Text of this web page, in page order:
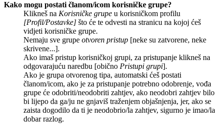
Kako mogu postati članom/icom korisničke grupe?
Klikneš na Korisničke grupe u korisničkom profilu
[Profil/Postavke] što će te odvesti na stranicu na kojoj ćeš
vidjeti korisničke grupe.
Nemaju sve grupe otvoren pristup [neke su zatvorene, neke
skrivene...].
Ako imaš pristup korisničkoj grupi, za pristupanje klikneš na
odgovarajuću naredbu [obično Pristupi grupi].
Ako je grupa otvorenog tipa, automatski ćeš postati
članom/icom, ako je za pristupanje potrebno odobrenje, vođa
grupe će odobriti/neodobriti zahtjev, ako neodobri zahtjev bilo
bi lijepo da ga/ju ne gnjaviš traženjem objašnjenja, jer, ako se
zaista dogodilo da ti je neodobrio/la zahtjev, sigurno je imao/la
dobar razlog.